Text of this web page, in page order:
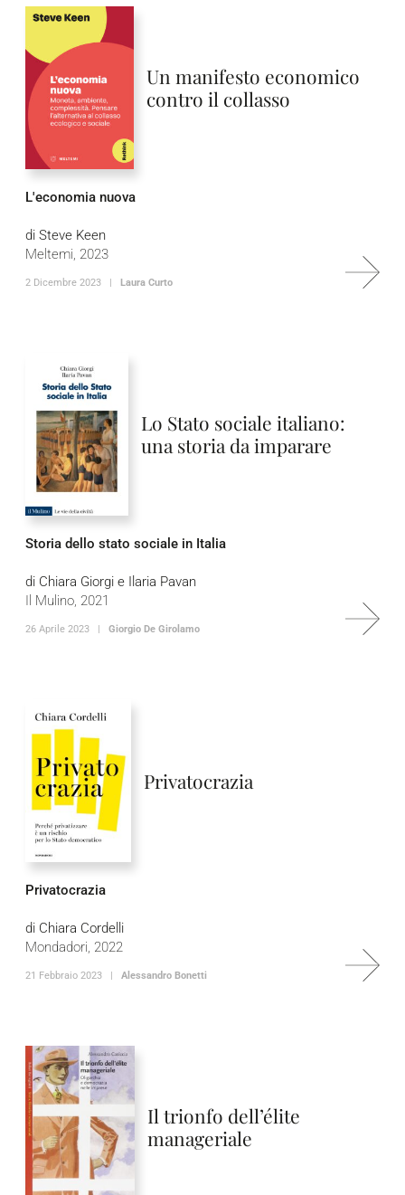
Un manifesto economico
contro il collasso
L'economia nuova
di Steve Keen
Meltemi, 2023
2 Dicembre 2023 | Laura Curto
Lo Stato sociale italiano:
una storia da imparare
Storia dello stato sociale in Italia
di Chiara Giorgi e Ilaria Pavan
Il Mulino, 2021
26 Aprile 2023 | Giorgio De Girolamo
Privatocrazia
Privatocrazia
di Chiara Cordelli
Mondadori, 2022
21 Febbraio 2023 | Alessandro Bonetti
Il trionfo dell’élite
manageriale